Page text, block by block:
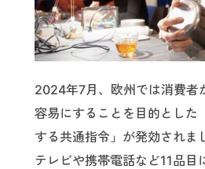
2024年7月、欧州では消費者
容易にすることを目的とした
する共通指令」が発効されま
テレビや携帯電話など11品目